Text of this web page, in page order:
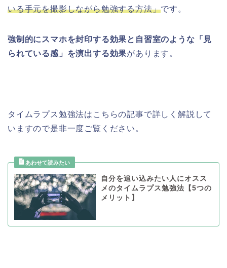
いる手元を撮影しながら勉強する方法」です。
強制的にスマホを封印する効果と自習室のような「見
られている感」を演出する効果があります。
タイムラプス勉強法はこちらの記事で詳しく解説して
いますので是非一度ご覧ください。
自分を追い込みたい人にオスス
メのタイムラプス勉強法【5つの
メリット】